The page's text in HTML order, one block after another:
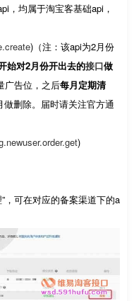
，均属于淘宝客基础api，
)（注：该api为2月份
始对2月份开出去的接口做
广告位，之后每月定期清
做删除。届时请关注官方通
)
”，可在对应的备案渠道下的a